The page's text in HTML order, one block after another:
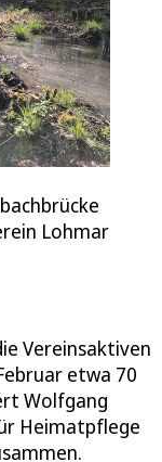
Lohmar
Vereinsaktiven
etwa 70
Wolfgang
Heimatpflege